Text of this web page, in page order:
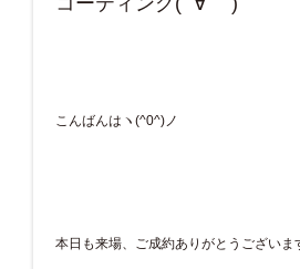
こんばんはヽ(^0^)ノ
本日も来場、ご成約ありがとうございま